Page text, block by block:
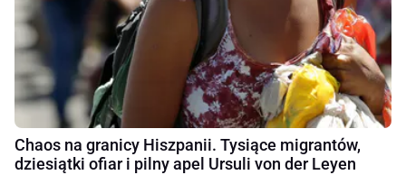
Chaos na granicy Hiszpanii. Tysiące migrantów,
dziesiątki ofiar i pilny apel Ursuli von der Leyen